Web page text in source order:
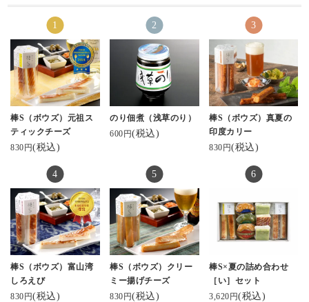
棒S（ボウズ）元祖ス
ティックチーズ
830円(税込)
のり佃煮（浅草のり）
600円(税込)
棒S（ボウズ）真夏の
印度カリー
830円(税込)
棒S（ボウズ）富山湾
しろえび
830円(税込)
棒S（ボウズ）クリー
ミー揚げチーズ
830円(税込)
棒S×夏の詰め合わせ
［い］セット
3,620円(税込)